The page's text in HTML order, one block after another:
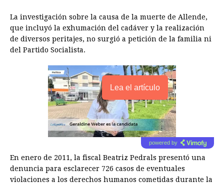
La investigación sobre la causa de la muerte de Allende,
que incluyó la exhumación del cadáver y la realización
de diversos peritajes, no surgió a petición de la familia ni
del Partido Socialista.
Lea el artículo
powered by
En enero de 2011, la fiscal Beatriz Pedrals presentó una
denuncia para esclarecer 726 casos de eventuales
violaciones a los derechos humanos cometidas durante la